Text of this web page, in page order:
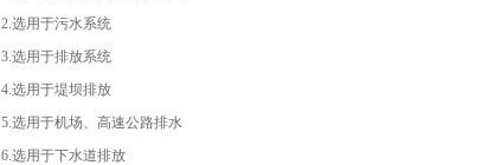
2.选用于污水系统
3.选用于排放系统
4.选用于堤坝排放
5.选用于机场、高速公路排水
6.选用于下水道排放